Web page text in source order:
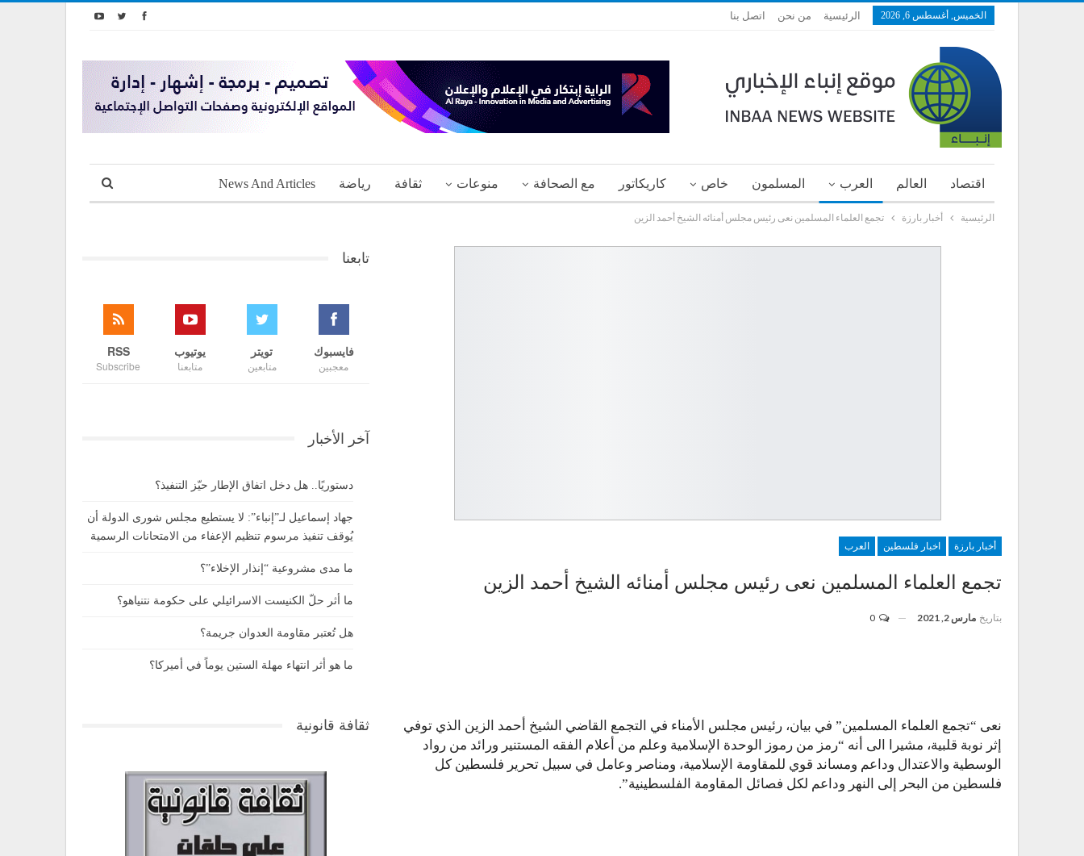
الخميس, أغسطس 6, 2026 الرئيسية من نحن اتصل بنا
اقتصاد العالم العرب المسلمون خاص كاريكاتور مع الصحافة منوعات ثقافة رياضة News And Articles
الرئيسية أخبار بارزة تجمع العلماء المسلمين نعى رئيس مجلس أمنائه الشيخ أحمد الزين
أخبار بارزة اخبار فلسطين العرب
تجمع العلماء المسلمين نعى رئيس مجلس أمنائه الشيخ أحمد الزين
بتاريخ مارس 2, 2021
نعى “تجمع العلماء المسلمين” في بيان، رئيس مجلس الأمناء في التجمع القاضي الشيخ أحمد الزين الذي توفي
إثر نوبة قلبية، مشيرا الى أنه “رمز من رموز الوحدة الإسلامية وعلم من أعلام الفقه المستنير ورائد من رواد
الوسطية والاعتدال وداعم ومساند قوي للمقاومة الإسلامية، ومناصر وعامل في سبيل تحرير فلسطين كل
فلسطين من البحر إلى النهر وداعم لكل فصائل المقاومة الفلسطينية”.
تابعنا
فايسبوك
معجبين
تويتر
متابعين
يوتيوب
متابعنا
RSS
Subscribe
آخر الأخبار
دستوريًا.. هل دخل اتفاق الإطار حيّز التنفيذ؟
جهاد إسماعيل لـ”إنباء”: لا يستطيع مجلس شورى الدولة أن
يُوقف تنفيذ مرسوم تنظيم الإعفاء من الامتحانات الرسمية
ما مدى مشروعية “إنذار الإخلاء”؟
ما أثر حلّ الكنيست الاسرائيلي على حكومة نتنياهو؟
هل تُعتبر مقاومة العدوان جريمة؟
ما هو أثر انتهاء مهلة الستين يوماً في أميركا؟
ثقافة قانونية